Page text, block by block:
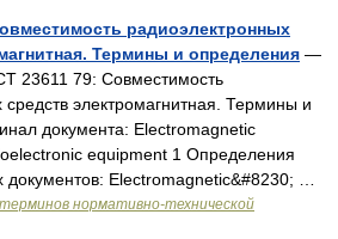
радиоэлектронных
Термины и определения —
23611 79: Совместимость
средств электромагнитная. Термины и
документа: Electromagnetic
equipment 1 Определения
документов: Electromagnetic&#8230; …
нормативно-технической